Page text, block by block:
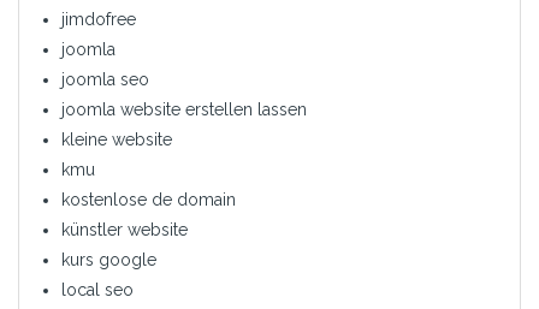
jimdofree
joomla
joomla seo
joomla website erstellen lassen
kleine website
kmu
kostenlose de domain
künstler website
kurs google
local seo